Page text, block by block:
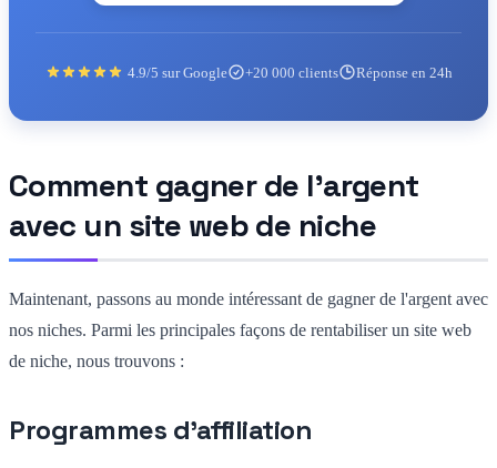
4.9/5 sur Google +20 000 clients Réponse en 24h
Comment gagner de l'argent
avec un site web de niche
Maintenant, passons au monde intéressant de gagner de l'argent avec
nos niches. Parmi les principales façons de rentabiliser un site web
de niche, nous trouvons :
Programmes d'affiliation